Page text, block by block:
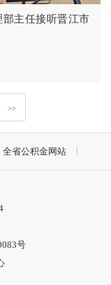
主任接听晋江市
>>
全省公积金网站
号